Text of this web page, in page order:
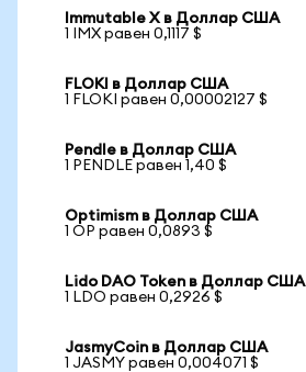
Immutable X в Доллар США
1 IMX равен 0,1117 $
FLOKI в Доллар США
1 FLOKI равен 0,00002127 $
Pendle в Доллар США
1 PENDLE равен 1,40 $
Optimism в Доллар США
1 OP равен 0,0893 $
Lido DAO Token в Доллар США
1 LDO равен 0,2926 $
JasmyCoin в Доллар США
1 JASMY равен 0,004071 $